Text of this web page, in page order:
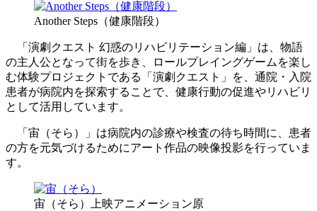
Another Steps（健康階段）
「演劇クエスト 幻惑のリハビリテーション編」は、物語
の主人公となって街を歩き、ロールプレイングゲームを楽し
む体験プロジェクトである「演劇クエスト」を、通院・入院
患者が病院内を探索することで、健康行動の促進やリハビリ
として活用しています。
「宙（そら）」は病院内の診療や検査の待ち時間に、患者
の方を元気づけるためにアート作品の映像投影を行っていま
す。
宙（そら）上映アニメーション原